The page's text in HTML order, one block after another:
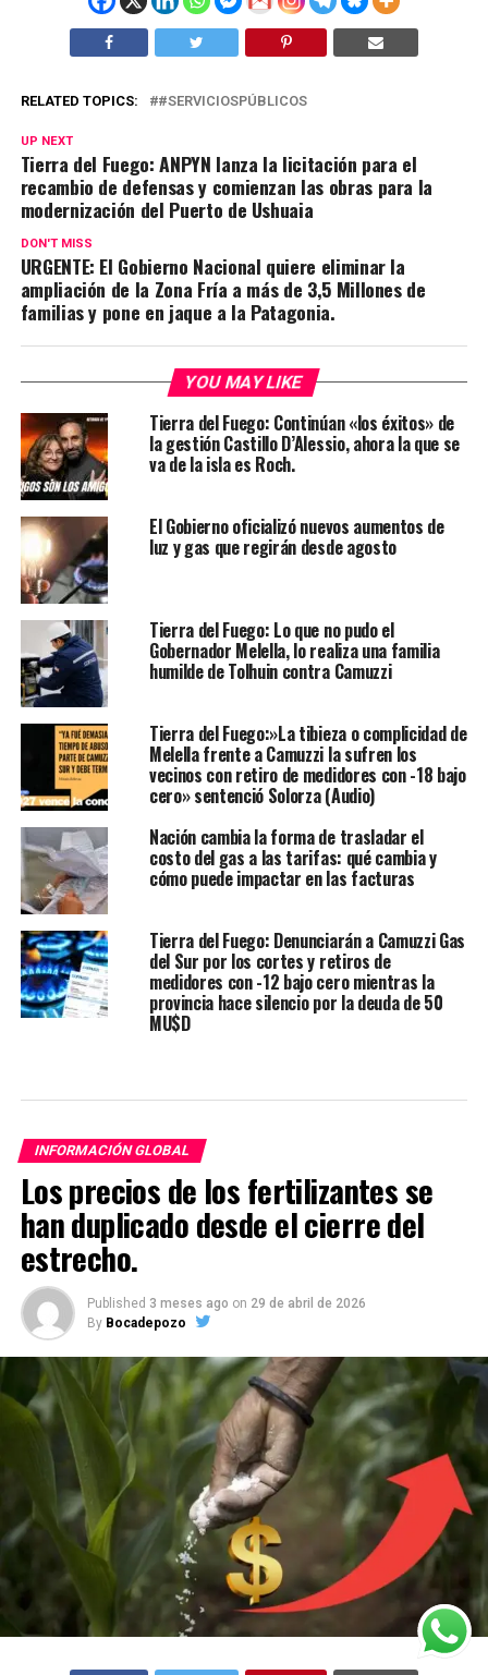
RELATED TOPICS: #SERVICIOSPÚBLICOS
UP NEXT
Tierra del Fuego: ANPYN lanza la licitación para el
recambio de defensas y comienzan las obras para la
modernización del Puerto de Ushuaia
DON'T MISS
URGENTE: El Gobierno Nacional quiere eliminar la
ampliación de la Zona Fría a más de 3,5 Millones de
familias y pone en jaque a la Patagonia.
YOU MAY LIKE
Tierra del Fuego: Continúan «los éxitos» de
la gestión Castillo D’Alessio, ahora la que se
va de la isla es Roch.
El Gobierno oficializó nuevos aumentos de
luz y gas que regirán desde agosto
Tierra del Fuego: Lo que no pudo el
Gobernador Melella, lo realiza una familia
humilde de Tolhuin contra Camuzzi
Tierra del Fuego:»La tibieza o complicidad de
Melella frente a Camuzzi la sufren los
vecinos con retiro de medidores con -18 bajo
cero» sentenció Solorza (Audio)
Nación cambia la forma de trasladar el
costo del gas a las tarifas: qué cambia y
cómo puede impactar en las facturas
Tierra del Fuego: Denunciarán a Camuzzi Gas
del Sur por los cortes y retiros de
medidores con -12 bajo cero mientras la
provincia hace silencio por la deuda de 50
MU$D
INFORMACIÓN GLOBAL
Los precios de los fertilizantes se
han duplicado desde el cierre del
estrecho.
Published 3 meses ago on 29 de abril de 2026
By Bocadepozo